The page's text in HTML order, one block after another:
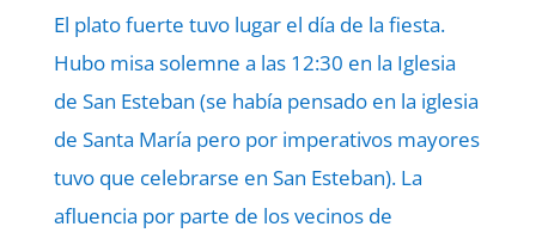
El plato fuerte tuvo lugar el día de la fiesta.
Hubo misa solemne a las 12:30 en la Iglesia
de San Esteban (se había pensado en la iglesia
de Santa María pero por imperativos mayores
tuvo que celebrarse en San Esteban). La
afluencia por parte de los vecinos de